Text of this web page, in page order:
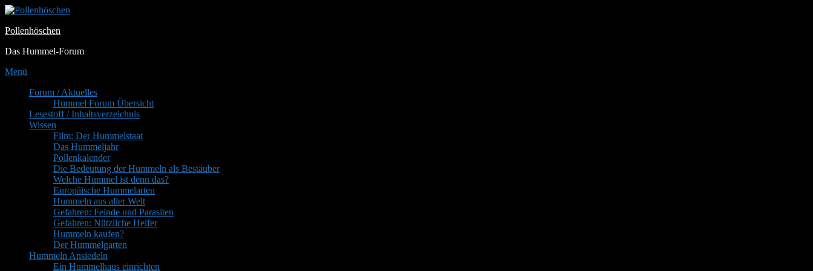
Zum
springen
Pollenhöschen
Das Hummel-Forum
Menü
PrimäresForum / Aktuelles
Hummel Forum Übersicht
Lesestoff / Inhaltsverzeichnis
Wissen
Film: Der Hummelstaat
Das Hummeljahr
Pollenkalender
Die Bedeutung der Hummeln als Bestäuber
Welche Hummel ist denn das?
Europäische Hummelarten
Hummeln aus aller Welt
Gefahren: Feinde und Parasiten
Gefahren: Nützliche Helfer
Hummeln kaufen?
Der Hummelgarten
Hummeln Ansiedeln
Ein Hummelhaus einrichten